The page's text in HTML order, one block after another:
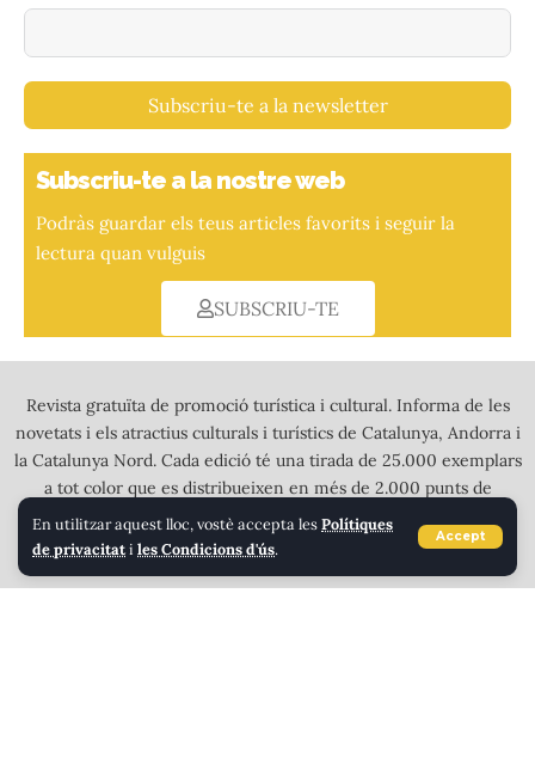
En utilitzar aquest lloc, vostè accepta lesPolítiques
de privacitati les Condicions d'ús.
Accept
Subscriu-te a la newsletter
Subscriu-te a la nostre web
Podràs guardar els teus articles favorits i seguir la
lectura quan vulguis
SUBSCRIU-TE
Revista gratuïta de promoció turística i cultural. Informa de les
novetats i els atractius culturals i turístics de Catalunya, Andorra i
la Catalunya Nord. Cada edició té una tirada de 25.000 exemplars
a tot color que es distribueixen en més de 2.000 punts de
recollida a l’Alt Pirineu, Andorra i tota Calalunya.